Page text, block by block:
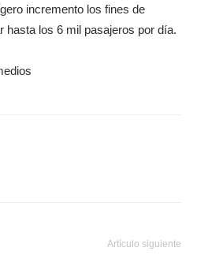
incremento los fines de
hasta los 6 mil pasajeros por día.
Artículo siguiente